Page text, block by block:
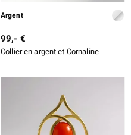
Argent
99,- €
Collier en argent et Cornaline